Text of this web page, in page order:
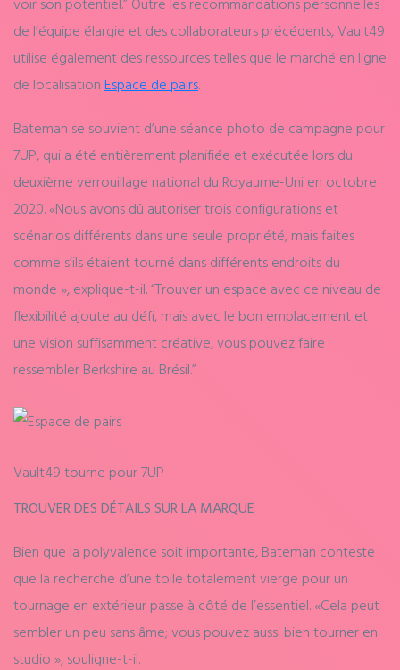
de l’équipe élargie et des collaborateurs précédents, Vault49
utilise également des ressources telles que le marché en ligne
de localisation Espace de pairs.
Bateman se souvient d’une séance photo de campagne pour
7UP, qui a été entièrement planifiée et exécutée lors du
deuxième verrouillage national du Royaume-Uni en octobre
2020. «Nous avons dû autoriser trois configurations et
scénarios différents dans une seule propriété, mais faites
comme s’ils étaient tourné dans différents endroits du
monde », explique-t-il. “Trouver un espace avec ce niveau de
flexibilité ajoute au défi, mais avec le bon emplacement et
une vision suffisamment créative, vous pouvez faire
ressembler Berkshire au Brésil.”
Vault49 tourne pour 7UP
TROUVER DES DÉTAILS SUR LA MARQUE
Bien que la polyvalence soit importante, Bateman conteste
que la recherche d’une toile totalement vierge pour un
tournage en extérieur passe à côté de l’essentiel. «Cela peut
sembler un peu sans âme; vous pouvez aussi bien tourner en
studio », souligne-t-il.